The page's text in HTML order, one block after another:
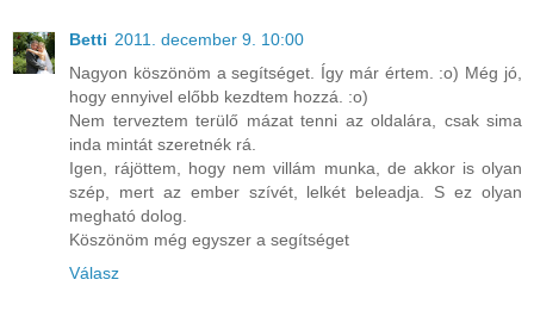
Betti 2011. december 9. 10:00
Nagyon köszönöm a segítséget. Így már értem. :o) Még jó,
hogy ennyivel előbb kezdtem hozzá. :o)
Nem terveztem terülő mázat tenni az oldalára, csak sima
inda mintát szeretnék rá.
Igen, rájöttem, hogy nem villám munka, de akkor is olyan
szép, mert az ember szívét, lelkét beleadja. S ez olyan
megható dolog.
Köszönöm még egyszer a segítséget
Válasz